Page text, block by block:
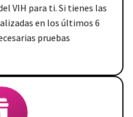
VIH para ti. Si tienes las
en los últimos 6
pruebas